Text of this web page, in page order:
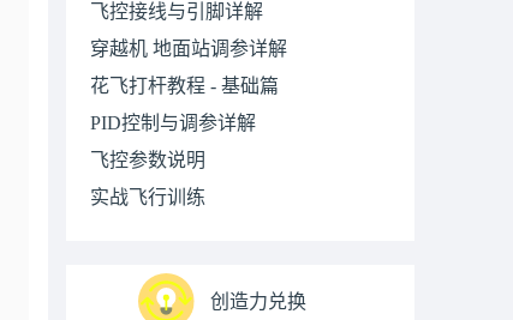
飞控接线与引脚详解
穿越机 地面站调参详解
花飞打杆教程 - 基础篇
PID控制与调参详解
飞控参数说明
实战飞行训练
创造力兑换